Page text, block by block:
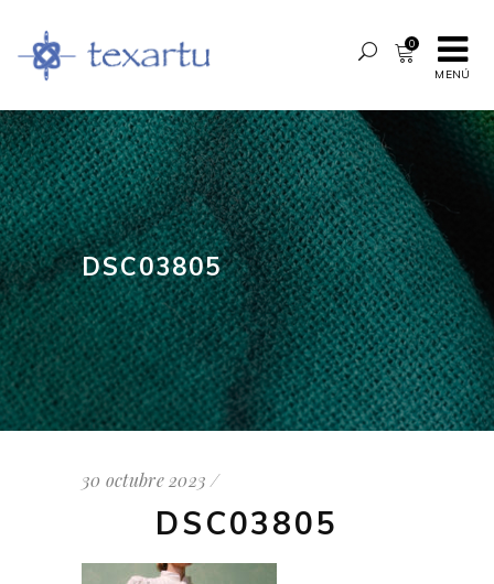
MENÚ
0
DSC03805
30 octubre 2023
DSC03805